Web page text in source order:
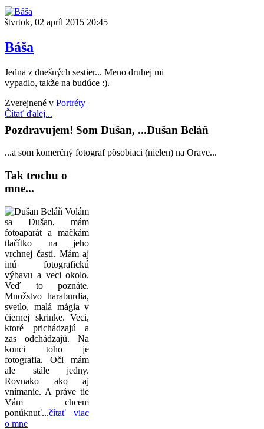
štvrtok, 02 apríl 2015 20:45
Báša
Jedna z dnešných sestier... Meno druhej mi
vypadlo, takže na budúce :).
Zverejnené v Portréty
Čítať ďalej...
Pozdravujem! Som Dušan, ...Dušan Beláň
...a som komerčný fotograf pôsobiaci (nielen) na Orave...
Tak trochu o
mne...
Volám
sa Dušan, mám
fotoaparát a mačkám
tlačítko na jeho
vrchnej časti. Mám aj
inú fotografickú
výbavu a veci okolo.
Veď to poznáte.
Množstvo haraburdia,
svetlo, malá mágia v
čiernej skrinke. Veci,
ktoré prichádzajú a
zas odchádzajú. Na
konci toho je
fotografia. Oči mám
ale stále jedny.
Rovnako ako aj
vnímanie. A práve tie
Vám chcem
ponúknuť...čítať viac
o mne